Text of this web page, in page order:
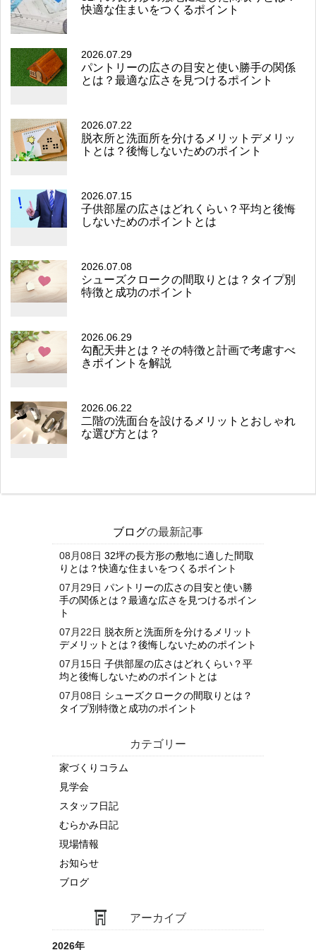
快適な住まいをつくるポイント
2026.07.29
パントリーの広さの目安と使い勝手の関係
とは？最適な広さを見つけるポイント
2026.07.22
脱衣所と洗面所を分けるメリットデメリッ
トとは？後悔しないためのポイント
2026.07.15
子供部屋の広さはどれくらい？平均と後悔
しないためのポイントとは
2026.07.08
シューズクロークの間取りとは？タイプ別
特徴と成功のポイント
2026.06.29
勾配天井とは？その特徴と計画で考慮すべ
きポイントを解説
2026.06.22
二階の洗面台を設けるメリットとおしゃれ
な選び方とは？
ブログの最新記事
08月08日 32坪の長方形の敷地に適した間取
りとは？快適な住まいをつくるポイント
07月29日 パントリーの広さの目安と使い勝
手の関係とは？最適な広さを見つけるポイン
ト
07月22日 脱衣所と洗面所を分けるメリット
デメリットとは？後悔しないためのポイント
07月15日 子供部屋の広さはどれくらい？平
均と後悔しないためのポイントとは
07月08日 シューズクロークの間取りとは？
タイプ別特徴と成功のポイント
カテゴリー
家づくりコラム
見学会
スタッフ日記
むらかみ日記
現場情報
お知らせ
ブログ
アーカイブ
2026年